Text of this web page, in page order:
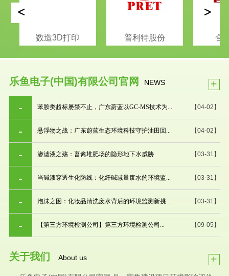
数造3D打印 普利特股份 合
< >
乐鱼电子(中国)有限公司官网 NEWS +
【04-02】
苯胺类超标屡禁不止，广东蔚蓝以GC-MS技术为...
【04-02】
悬浮物之战：广东蔚蓝生态环境科技守护油田回...
【03-31】
渗滤液之殇：畜禽堆肥场的隐形地下水威胁
【03-31】
当碱液穿透生化防线：化纤碱减量废水的环境监...
【03-31】
泡沫之困：化妆品清洗废水背后的环境监测新挑...
【09-05】
【第三方环境检测公司】第三方环境检测公司...
关于我们 About us +